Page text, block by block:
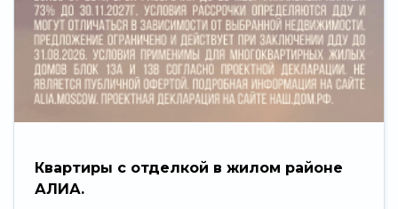
Квартиры с отделкой в жилом районе
АЛИА.